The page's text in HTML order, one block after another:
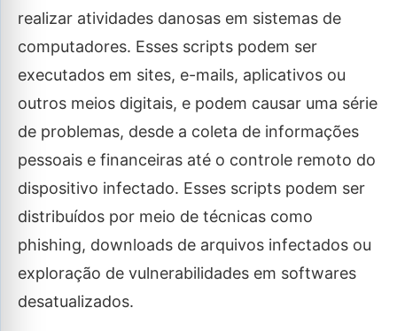
realizar atividades danosas em sistemas de
computadores. Esses scripts podem ser
executados em sites, e-mails, aplicativos ou
outros meios digitais, e podem causar uma série
de problemas, desde a coleta de informações
pessoais e financeiras até o controle remoto do
dispositivo infectado. Esses scripts podem ser
distribuídos por meio de técnicas como
phishing, downloads de arquivos infectados ou
exploração de vulnerabilidades em softwares
desatualizados.